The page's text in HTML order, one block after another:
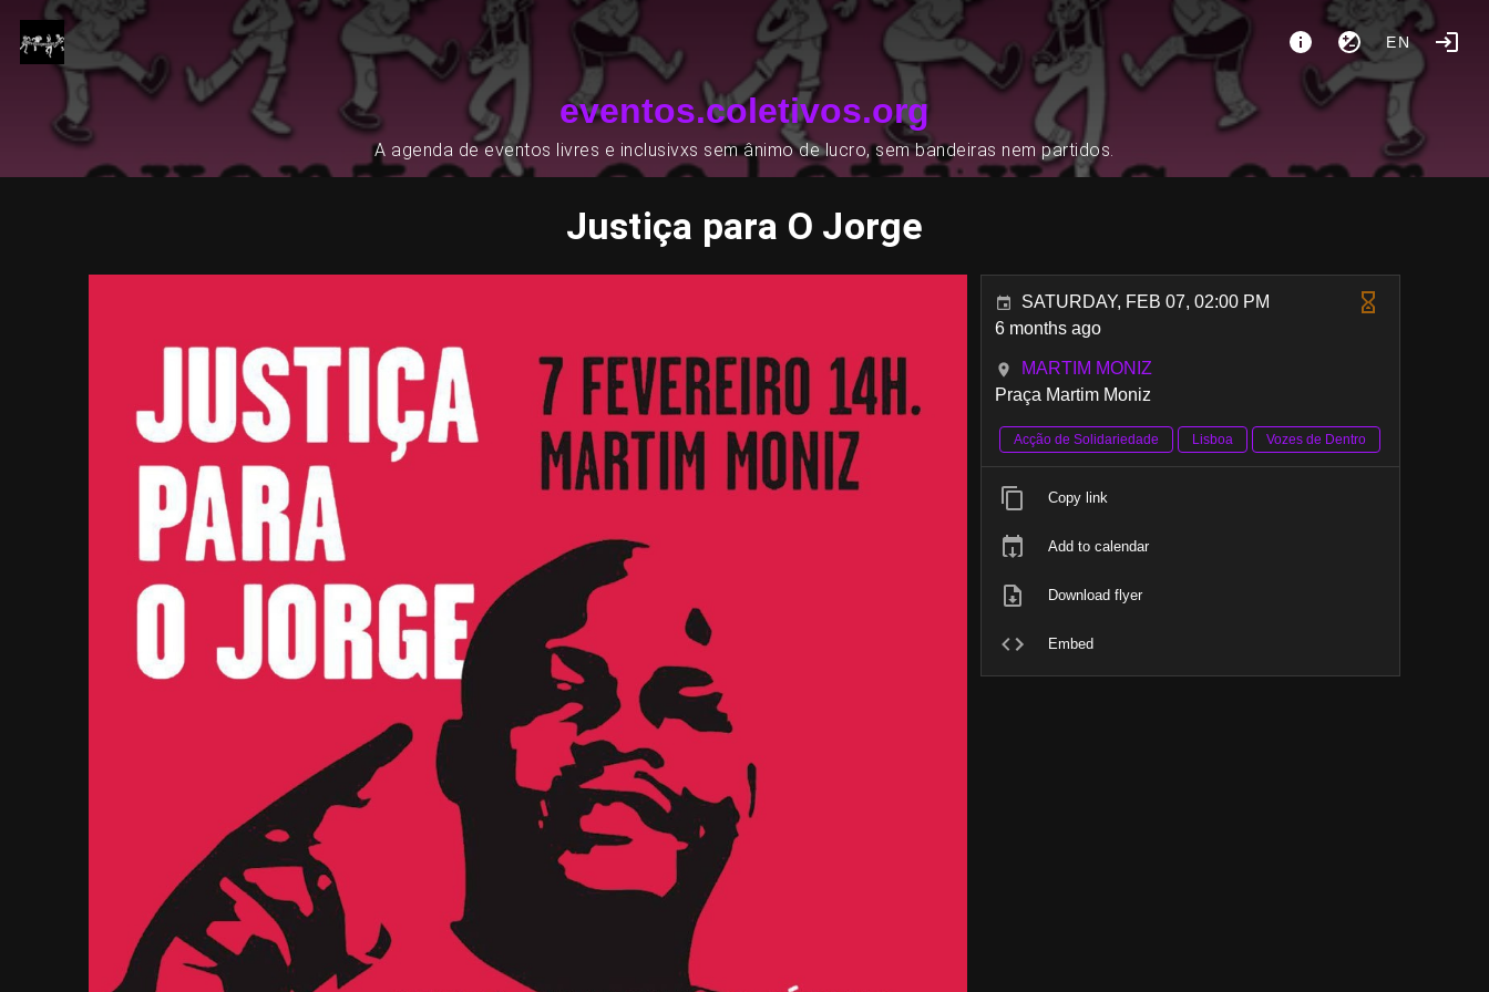
EN
eventos.coletivos.org
A agenda de eventos livres e inclusivxs sem ânimo de lucro, sem bandeiras nem partidos.
Justiça para O Jorge
SATURDAY, FEB 07, 02:00 PM
6 months ago
MARTIM MONIZ
Praça Martim Moniz
Acção de Solidariedade Lisboa Vozes de Dentro
Copy link
Add to calendar
Download flyer
Embed